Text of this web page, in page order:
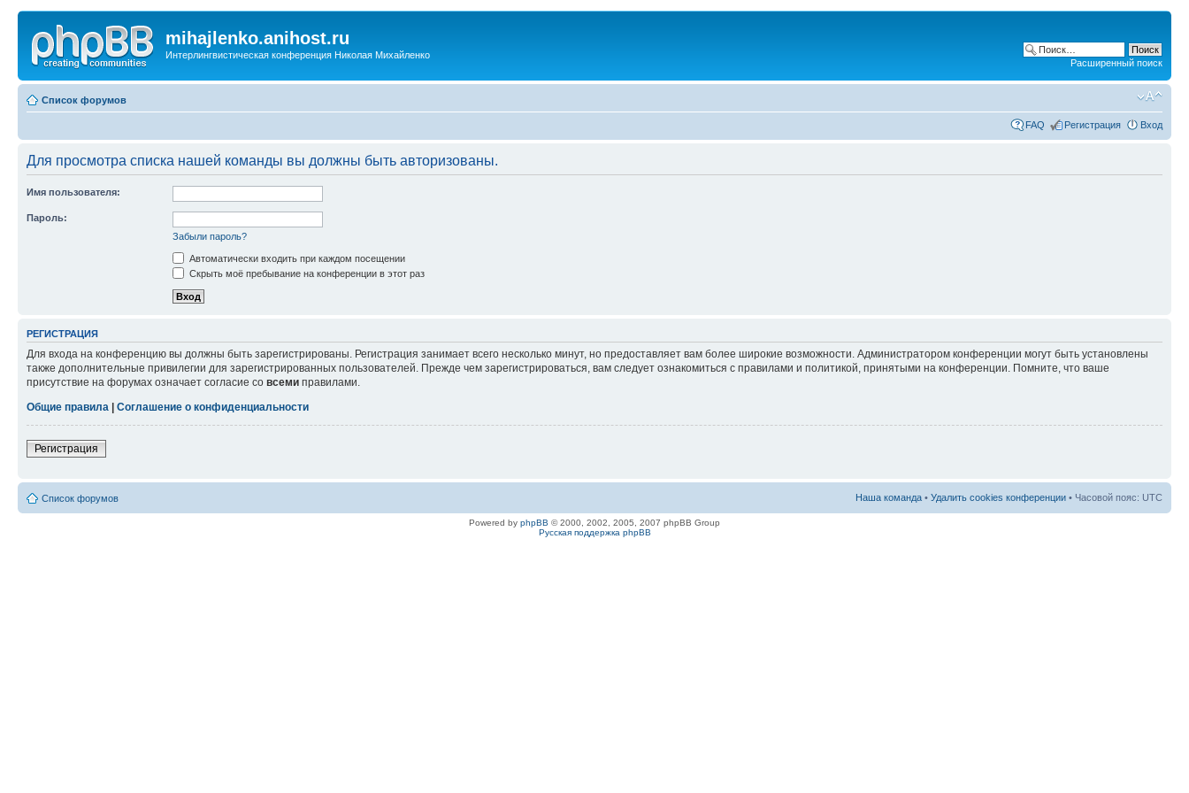
mihajlenko.anihost.ru
Интерлингвистическая конференция Николая Михайленко
Расширенный поиск
Список форумов
FAQ Регистрация Вход
Для просмотра списка нашей команды вы должны быть авторизованы.
Имя пользователя:
Пароль:
Забыли пароль?
Автоматически входить при каждом посещении
Скрыть моё пребывание на конференции в этот раз
РЕГИСТРАЦИЯ
Для входа на конференцию вы должны быть зарегистрированы. Регистрация занимает всего несколько минут, но предоставляет вам более широкие возможности. Администратором конференции могут быть установлены
также дополнительные привилегии для зарегистрированных пользователей. Прежде чем зарегистрироваться, вам следует ознакомиться с правилами и политикой, принятыми на конференции. Помните, что ваше
присутствие на форумах означает согласие со всеми правилами.
Общие правила
Соглашение о конфиденциальности
Регистрация
Список форумов Наша команда • Удалить cookies конференции • Часовой пояс: UTC
Powered by phpBB © 2000, 2002, 2005, 2007 phpBB Group
Русская поддержка phpBB